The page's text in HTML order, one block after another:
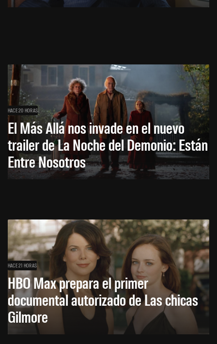
HACE 20 HORAS
El Más Allá nos invade en el nuevo
trailer de La Noche del Demonio: Están
Entre Nosotros
HACE 21 HORAS
HBO Max prepara el primer
documental autorizado de Las chicas
Gilmore